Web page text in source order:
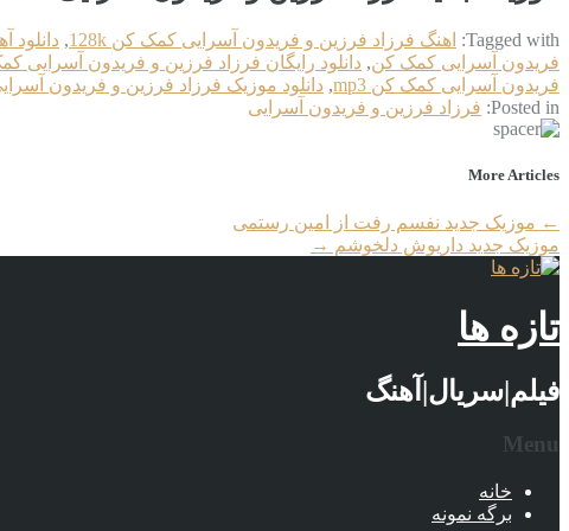
Tagged with: اهنگ فرزاد فرزین و فریدون آسرایی کمک کن 128k ,
فریدون آسرایی کمک کن, دانلود رایگان فرزاد فرزین و فریدون آسرایی
فریدون آسرایی کمک کن mp3
, دانلود موزیک فرزاد فرزین و فریدون
Posted in: فرزاد فرزین و فریدون آسرایی
More Articles
← موزیک جدید نفسم رفت از امین رستمی
موزیک جدید داریوش دلخوشم →
تازه ها
فیلم|سریال|آهنگ
Menu
خانه
برگه نمونه